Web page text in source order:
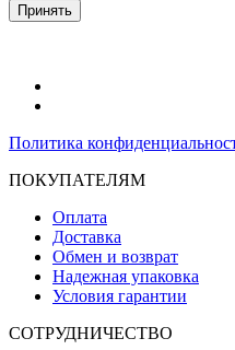
Принять
Политика
ПОКУПАТЕЛЯМ
Оплата
Доставка
Обмен и возврат
Надежная упаковка
Условия гарантии
СОТРУДНИЧЕСТВО